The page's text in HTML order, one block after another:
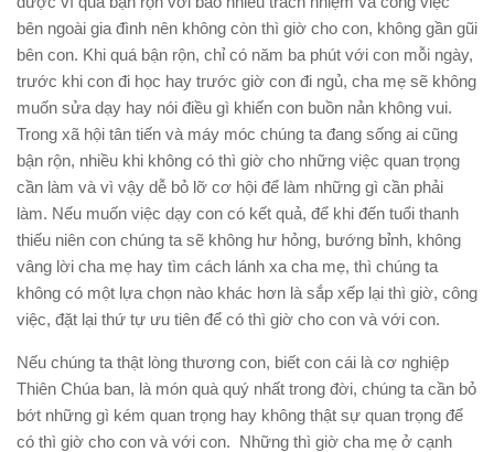
bên ngoài gia đình nên không còn thì giờ cho con, không gần gũi
bên con. Khi quá bận rộn, chỉ có năm ba phút với con mỗi ngày,
trước khi con đi học hay trước giờ con đi ngủ, cha mẹ sẽ không
muốn sửa dạy hay nói điều gì khiến con buồn nản không vui.
Trong xã hội tân tiến và máy móc chúng ta đang sống ai cũng
bận rộn, nhiều khi không có thì giờ cho những việc quan trọng
cần làm và vì vậy dễ bỏ lỡ cơ hội để làm những gì cần phải
làm. Nếu muốn việc dạy con có kết quả, để khi đến tuổi thanh
thiếu niên con chúng ta sẽ không hư hỏng, bướng bỉnh, không
vâng lời cha mẹ hay tìm cách lánh xa cha mẹ, thì chúng ta
không có một lựa chọn nào khác hơn là sắp xếp lại thì giờ, công
việc, đặt lại thứ tự ưu tiên để có thì giờ cho con và với con.
Nếu chúng ta thật lòng thương con, biết con cái là cơ nghiệp
Thiên Chúa ban, là món quà quý nhất trong đời, chúng ta cần bỏ
bớt những gì kém quan trọng hay không thật sự quan trọng để
có thì giờ cho con và với con. Những thì giờ cha mẹ ở cạnh